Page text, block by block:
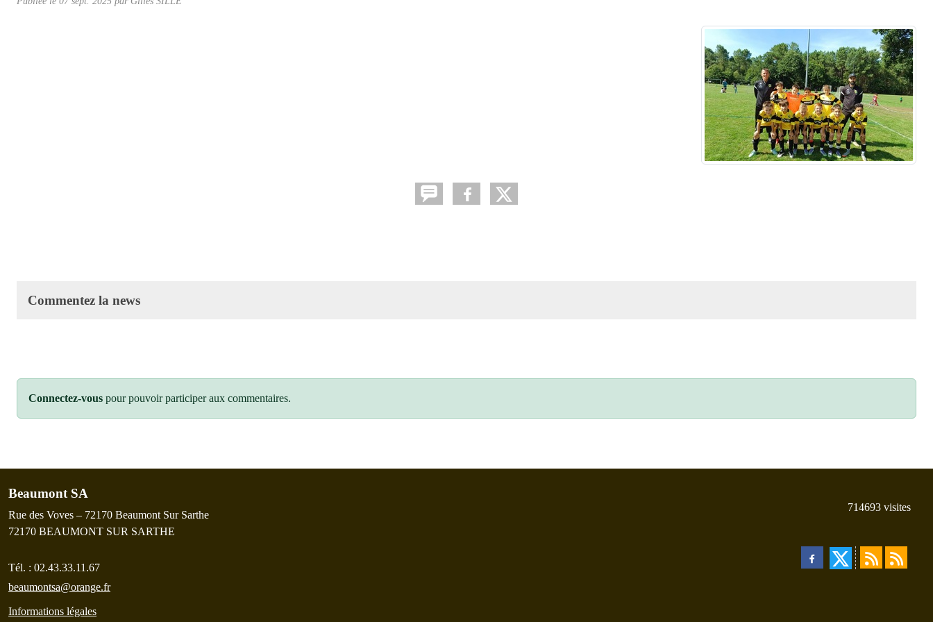
Commentez la news
Connectez-vous pour pouvoir participer aux commentaires.
Beaumont SA
Rue des Voves – 72170 Beaumont Sur Sarthe
72170 BEAUMONT SUR SARTHE
Tél. : 02.43.33.11.67
beaumontsa@orange.fr
Informations légales
714693 visites